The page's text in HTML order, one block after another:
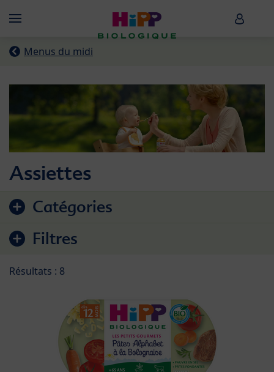
Menü HiPP
Menus du midi
Accéder à la liste des produits
Catégories
Filtres
Assiettes
Résultats : 8